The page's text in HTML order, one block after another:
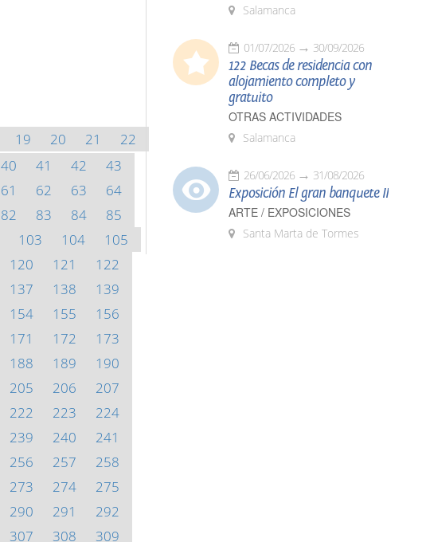
19 20 21
22
40 41 42
43
61 62 63
64
82 83 84
85
103 104
105
120 121
122
137 138
139
154 155
156
171 172
173
188 189
190
205 206
207
222 223
224
239 240
241
256 257
258
273 274
275
290 291
292
307 308 309
Salamanca
01/07/2026 30/09/2026
122 Becas de residencia con
alojamiento completo y
gratuito
OTRAS ACTIVIDADES
Salamanca
26/06/2026 31/08/2026
Exposición El gran banquete II
ARTE / EXPOSICIONES
Santa Marta de Tormes